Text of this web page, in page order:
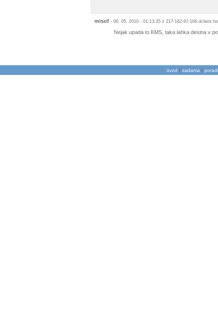
misof - 06. 05. 2010 - 01:13:35 z 217-162-97-
Nejak upada to KMS, taka lahka desina v
úvod | zadania |